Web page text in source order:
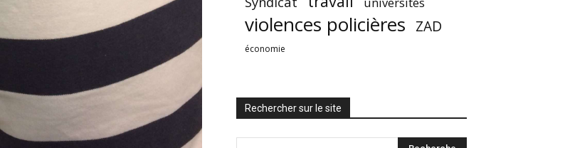
violences policières ZAD
économie
Rechercher sur le site